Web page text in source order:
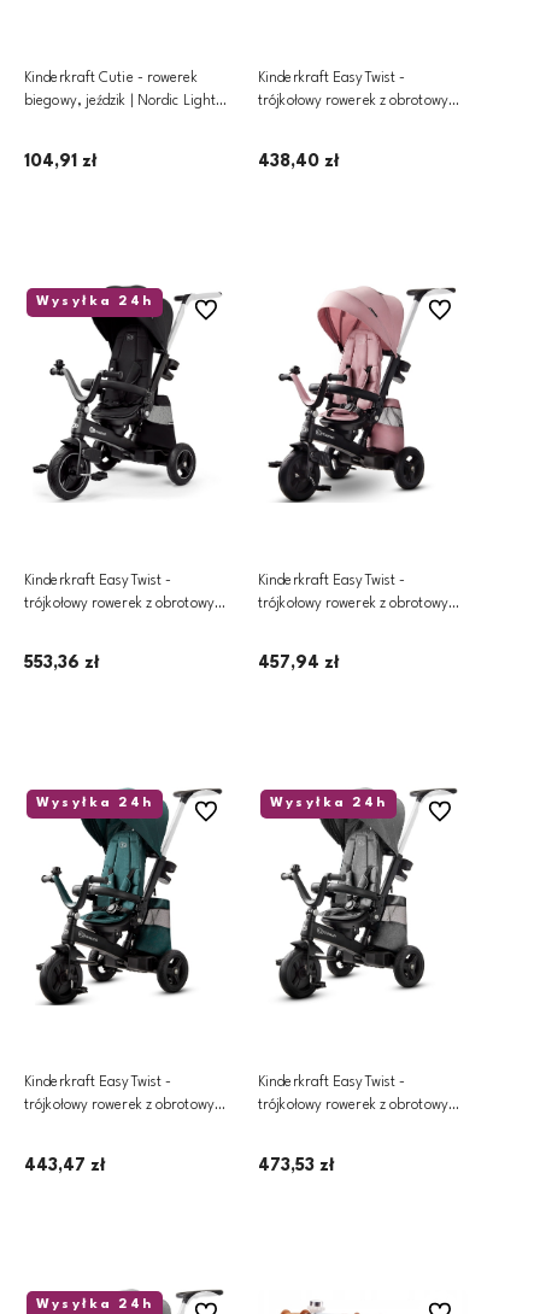
Kinderkraft Cutie - rowerek
biegowy, jeździk | Nordic Light
104,91 zł
Kinderkraft EasyTwist -
trójkołowy rowerek z obrotowym
438,40 zł
Wysyłka 24h
Kinderkraft EasyTwist -
trójkołowy rowerek z obrotowym
553,36 zł
Do ulubionych
Kinderkraft EasyTwist -
trójkołowy rowerek z obrotowym
457,94 zł
Do ulubionych
Wysyłka 24h
Kinderkraft EasyTwist -
trójkołowy rowerek z obrotowym
443,47 zł
Do ulubionych
Wysyłka 24h
Kinderkraft EasyTwist -
trójkołowy rowerek z obrotowym
473,53 zł
Do ulubionych
Wysyłka 24h